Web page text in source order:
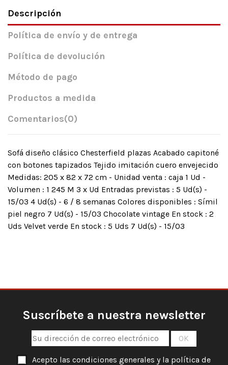
Descripción
Política de envío y de entrega
Política de devolución
Método de pago
Productos a medida
Comentarios(0)
Sofá diseño clásico Chesterfield plazas Acabado capitoné
con botones tapizados Tejido imitación cuero envejecido
Medidas: 205 x 82 x 72 cm - Unidad venta : caja 1 Ud -
Volumen : 1 245 M 3 x Ud Entradas previstas : 5 Ud(s) -
15/03 4 Ud(s) - 6 / 8 semanas Colores disponibles : Símil
piel negro 7 Ud(s) - 15/03 Chocolate vintage En stock : 2
Uds Velvet verde En stock : 5 Uds 7 Ud(s) - 15/03
Suscríbete a nuestra newsletter
Acepto las condiciones generales y la política de